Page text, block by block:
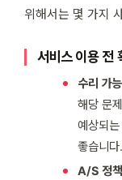
위해서는 몇 가지
서비스 이용 전
수리 가
해당 문
예상되
좋습니다.
A/S 정